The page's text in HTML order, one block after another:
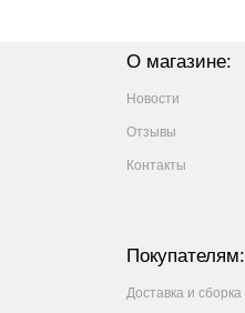
О магазине:
Новости
Отзывы
Контакты
Покупателям:
Доставка и сборка